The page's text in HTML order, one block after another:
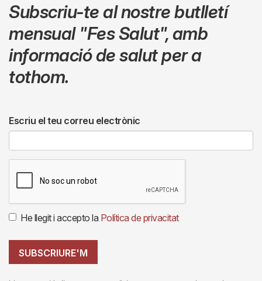
Subscriu-te al nostre butlletí
mensual "Fes Salut",amb
informació de salut per a
tothom.
Escriu el teu correu electrònic
He llegit i accepto la Política de privacitat
SUBSCRIURE'M